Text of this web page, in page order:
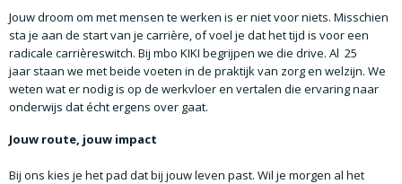
Jouw droom om met mensen te werken is er niet voor niets. Misschien
sta je aan de start van je carrière, of voel je dat het tijd is voor een
radicale carrièreswitch. Bij mbo KIKI begrijpen we die drive. Al 25
jaar staan we met beide voeten in de praktijk van zorg en welzijn. We
weten wat er nodig is op de werkvloer en vertalen die ervaring naar
onderwijs dat écht ergens over gaat.
Jouw route, jouw impact
Bij ons kies je het pad dat bij jouw leven past. Wil je morgen al het